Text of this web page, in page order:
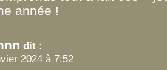
année !
dit :
2024 à 7:52